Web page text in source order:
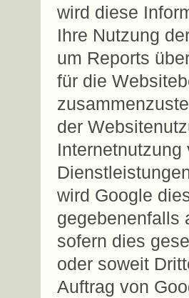
wird diese
Ihre Nutzung
um Reports
für die
der
Internetnutzung
wird Google
gegebenenfalls
sofern dies
oder soweit
Auftrag von